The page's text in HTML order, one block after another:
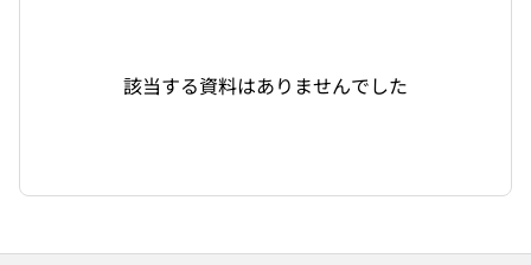
該当する資料はありませんでした